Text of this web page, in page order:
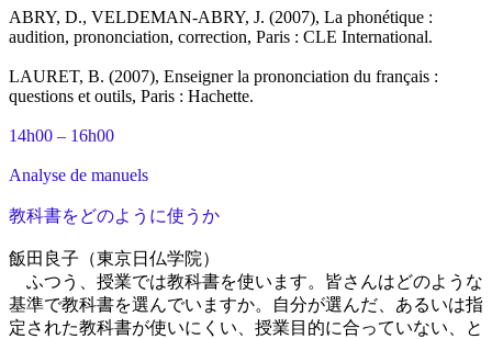
ABRY, D., VELDEMAN-ABRY, J. (2007), La phonétique :
audition, prononciation, correction, Paris : CLE International.
LAURET, B. (2007), Enseigner la prononciation du français :
questions et outils, Paris : Hachette.
14h00 – 16h00
Analyse de manuels
教科書をどのように使うか
飯田良子（東京日仏学院）
ふつう、授業では教科書を使います。皆さんはどのような
基準で教科書を選んでいますか。自分が選んだ、あるいは指
定された教科書が使いにくい、授業目的に合っていない、と